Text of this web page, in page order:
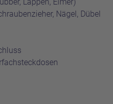
Nägel, Dübel